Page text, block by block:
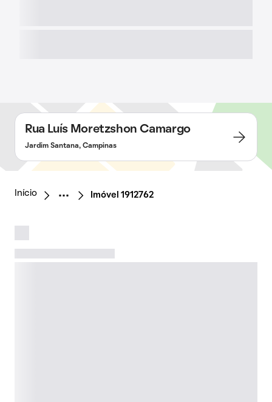
Rua Luís Moretzshon Camargo
Jardim Santana, Campinas
Início Imóvel 1912762